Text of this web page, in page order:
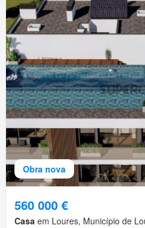
Obra nova
560 000 €
Casa em Loures, Município de